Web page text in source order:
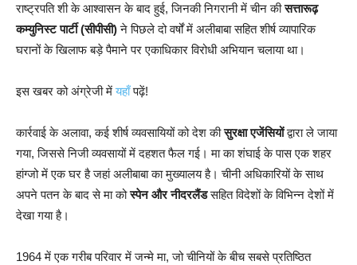
राष्ट्रपति शी के आश्वासन के बाद हुई, जिनकी निगरानी में चीन कीसत्तारूढ़
कम्युनिस्ट पार्टी (सीपीसी)ने पिछले दो वर्षों में अलीबाबा सहित शीर्ष व्यापारिक
घरानों के खिलाफ बड़े पैमाने पर एकाधिकार विरोधी अभियान चलाया था।
इस खबर को अंग्रेजी मेंयहाँपढ़ें!
कार्रवाई के अलावा, कई शीर्ष व्यवसायियों को देश कीसुरक्षा एजेंसियोंद्वारा ले जाया
गया, जिससे निजी व्यवसायों में दहशत फैल गई। मा का शंघाई के पास एक शहर
हांग्जो में एक घर है जहां अलीबाबा का मुख्यालय है। चीनी अधिकारियों के साथ
अपने पतन के बाद से मा कोस्पेन और नीदरलैंडसहित विदेशों के विभिन्न देशों में
देखा गया है।
1964 में एक गरीब परिवार में जन्मे मा, जो चीनियों के बीच सबसे प्रतिष्ठित